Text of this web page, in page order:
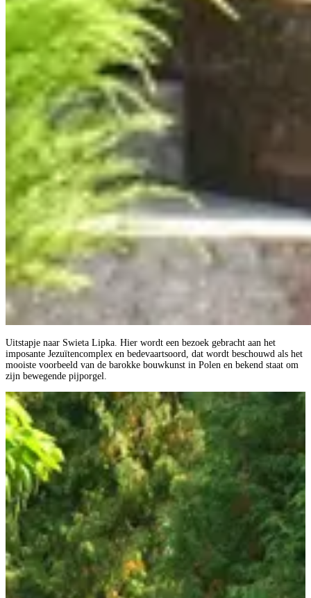
Uitstapje naar Swieta Lipka. Hier wordt een bezoek gebracht aan het
imposante Jezuïtencomplex en bedevaartsoord, dat wordt beschouwd als het
mooiste voorbeeld van de barokke bouwkunst in Polen en bekend staat om
zijn bewegende pijporgel.